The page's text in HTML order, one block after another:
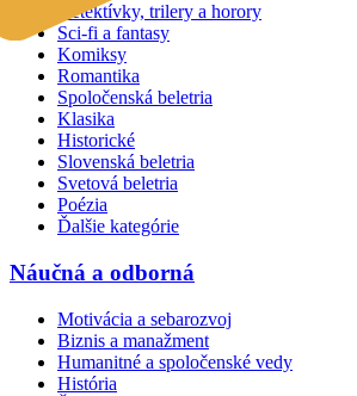
Detektívky, trilery a horory
Sci-fi a fantasy
Komiksy
Romantika
Spoločenská beletria
Klasika
Historické
Slovenská beletria
Svetová beletria
Poézia
Ďalšie kategórie
Náučná a odborná
Motivácia a sebarozvoj
Biznis a manažment
Humanitné a spoločenské vedy
História